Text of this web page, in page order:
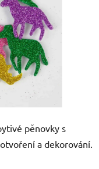
pěnovky s
a dekorování.